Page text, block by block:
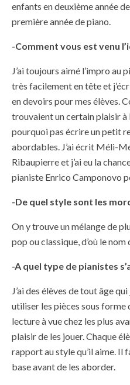
enfants en deuxième année
première année de piano.
-Comment vous est venu
J’ai toujours aimé l’impro au
très facilement en tête et
en devoirs pour mes élèves.
trouvaient un certain plaisir à
pourquoi pas écrire un petit
abordables. J’ai écrit Méli-
Ribaupierre et j’ai eu la
pianiste Enrico Camponovo
-De quel style sont les
On y trouve un mélange de
pop ou classique, d’où le
-A quel type de pianistes
J’ai des élèves de tout âge
utiliser les pièces sous forme
lecture à vue chez les plus
plaisir de les jouer. Chaque
rapport au style qu’il aime. Il
base avant de les aborder.